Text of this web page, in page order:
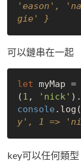
'eason',
gie' }
可以鏈串在一起
let myMap =
(1 , 'nick'
console
y', 1 =>
key可以任何類型